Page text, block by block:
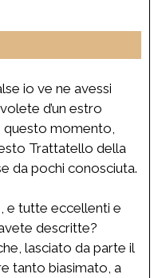
io ve ne avessi
d’un estro
questo momento,
Trattatello della
da pochi conosciuta.
e tutte eccellenti e
descritte?
lasciato da parte il
tanto biasimato, a